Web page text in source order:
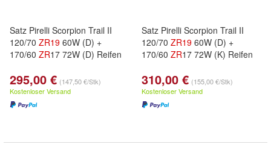
Satz Pirelli Scorpion Trail II
120/70 ZR19 60W (D) +
170/60 ZR17 72W (D) Reifen
295,00 € (147,50 €/Stk)
Kostenloser Versand
Satz Pirelli Scorpion Trail II
120/70 ZR19 60W (D) +
170/60 ZR17 72W (K) Reifen
310,00 € (155,00 €/Stk)
Kostenloser Versand